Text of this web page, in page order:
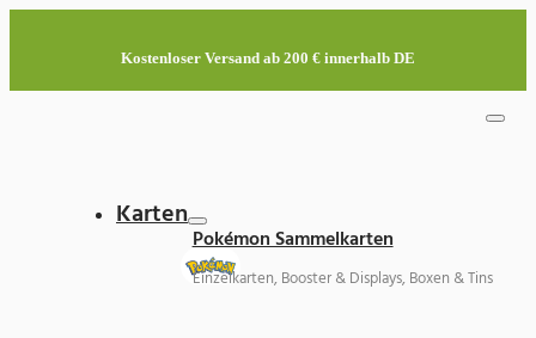
Kostenloser Versand ab 200 € innerhalb DE
Karten
Pokémon Sammelkarten
Einzelkarten, Booster & Displays, Boxen & Tins